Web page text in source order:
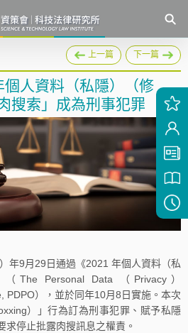
上一篇 下一篇
人資料（私隱）（修
搜索」成為刑事犯罪
9月29日通過《2021 年個人資料（私
Personal Data （Privacy）
PDPO），並於同年10月8日實施。本次
）」行為訂為刑事犯罪、賦予私隱
停止批露肉搜訊息之權責。